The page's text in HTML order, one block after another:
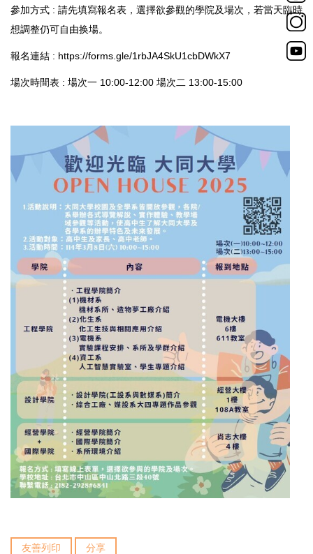
參加方式 : 請先填寫報名表，選擇欲參觀的學院及場次，若當天臨時
想調整仍可自由换場。
報名連結 : https://forms.gle/1rbJA4SkU1cbDWkX7
場次時間表 : 場次一 10:00-12:00 場次二 13:00-15:00
友善列印 分享